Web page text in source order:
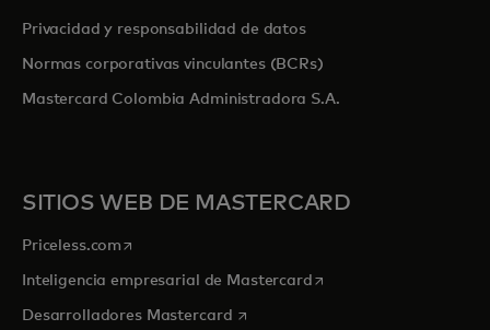
Privacidad y responsabilidad de datos
Normas corporativas vinculantes (BCRs)
Mastercard Colombia Administradora S.A.
SITIOS WEB DE MASTERCARD
Priceless.com se abre en una pestaña nueva
Inteligencia empresarial de Mastercardse abre en una pestaña
Desarrolladores Mastercard se abre en una pestaña nueva